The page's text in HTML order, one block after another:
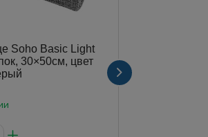
Soho Basic Light
30×50см, цвет